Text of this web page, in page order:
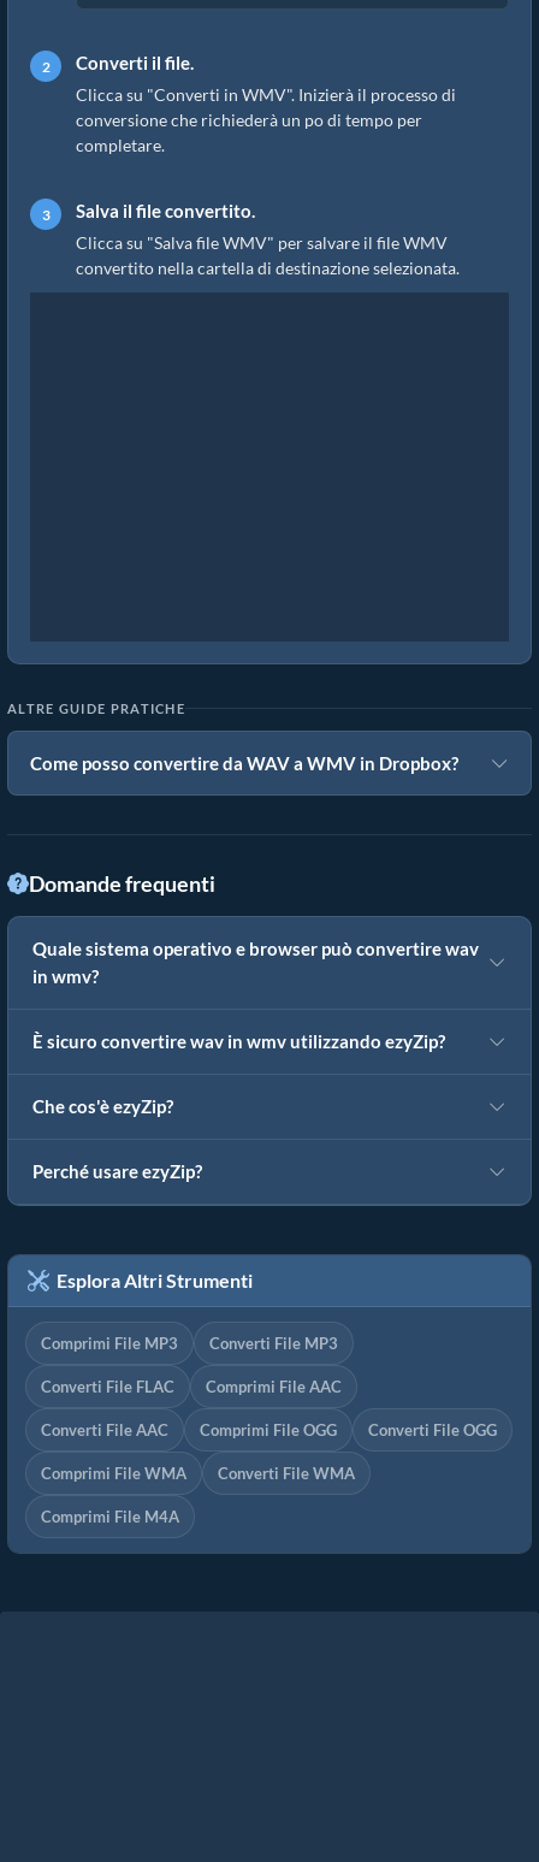
Converti il file.
Clicca su "Converti in WMV". Inizierà il processo di
conversione che richiederà un po di tempo per
completare.
Salva il file convertito.
Clicca su "Salva file WMV" per salvare il file WMV
convertito nella cartella di destinazione selezionata.
ALTRE GUIDE PRATICHE
Come posso convertire da WAV a WMV in Dropbox?
Domande frequenti
Quale sistema operativo e browser può convertire wav
in wmv?
È sicuro convertire wav in wmv utilizzando ezyZip?
Che cos'è ezyZip?
Perché usare ezyZip?
Esplora Altri Strumenti
Comprimi File MP3 Converti File MP3
Converti File FLAC Comprimi File AAC
Converti File AAC Comprimi File OGG Converti File OGG
Comprimi File WMA Converti File WMA
Comprimi File M4A